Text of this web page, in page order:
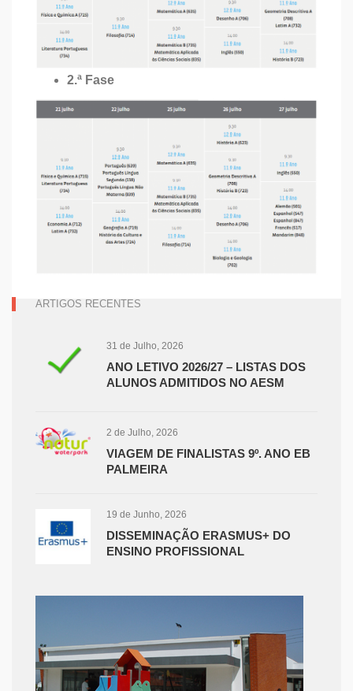
2.ª Fase
ARTIGOS RECENTES
31 de Julho, 2026
ANO LETIVO 2026/27 – LISTAS DOS
ALUNOS ADMITIDOS NO AESM
2 de Julho, 2026
VIAGEM DE FINALISTAS 9º. ANO EB
PALMEIRA
19 de Junho, 2026
DISSEMINAÇÃO ERASMUS+ DO
ENSINO PROFISSIONAL